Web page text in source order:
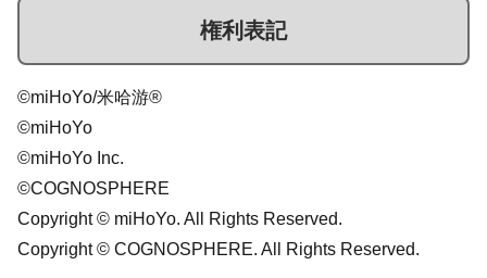
権利表記
©miHoYo/米哈游®
©miHoYo
©miHoYo Inc.
©COGNOSPHERE
Copyright © miHoYo. All Rights Reserved.
Copyright © COGNOSPHERE. All Rights Reserved.